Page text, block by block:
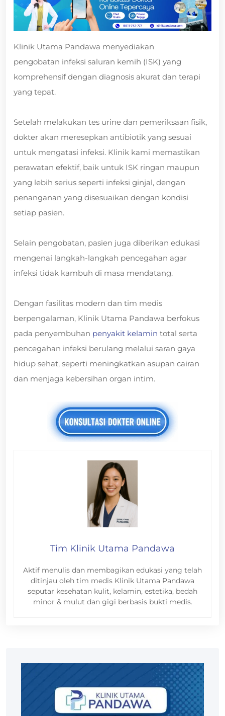
Klinik Utama Pandawa menyediakan
pengobatan infeksi saluran kemih (ISK) yang
komprehensif dengan diagnosis akurat dan terapi
yang tepat.
Setelah melakukan tes urine dan pemeriksaan fisik,
dokter akan meresepkan antibiotik yang sesuai
untuk mengatasi infeksi. Klinik kami memastikan
perawatan efektif, baik untuk ISK ringan maupun
yang lebih serius seperti infeksi ginjal, dengan
penanganan yang disesuaikan dengan kondisi
setiap pasien.
Selain pengobatan, pasien juga diberikan edukasi
mengenai langkah-langkah pencegahan agar
infeksi tidak kambuh di masa mendatang.
Dengan fasilitas modern dan tim medis
berpengalaman, Klinik Utama Pandawa berfokus
pada penyembuhan penyakit kelamin total serta
pencegahan infeksi berulang melalui saran gaya
hidup sehat, seperti meningkatkan asupan cairan
dan menjaga kebersihan organ intim.
Tim Klinik Utama Pandawa
Aktif menulis dan membagikan edukasi yang telah
ditinjau oleh tim medis Klinik Utama Pandawa
seputar kesehatan kulit, kelamin, estetika, bedah
minor & mulut dan gigi berbasis bukti medis.